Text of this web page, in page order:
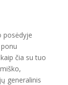
posėdyje
čia su tuo
generalinis